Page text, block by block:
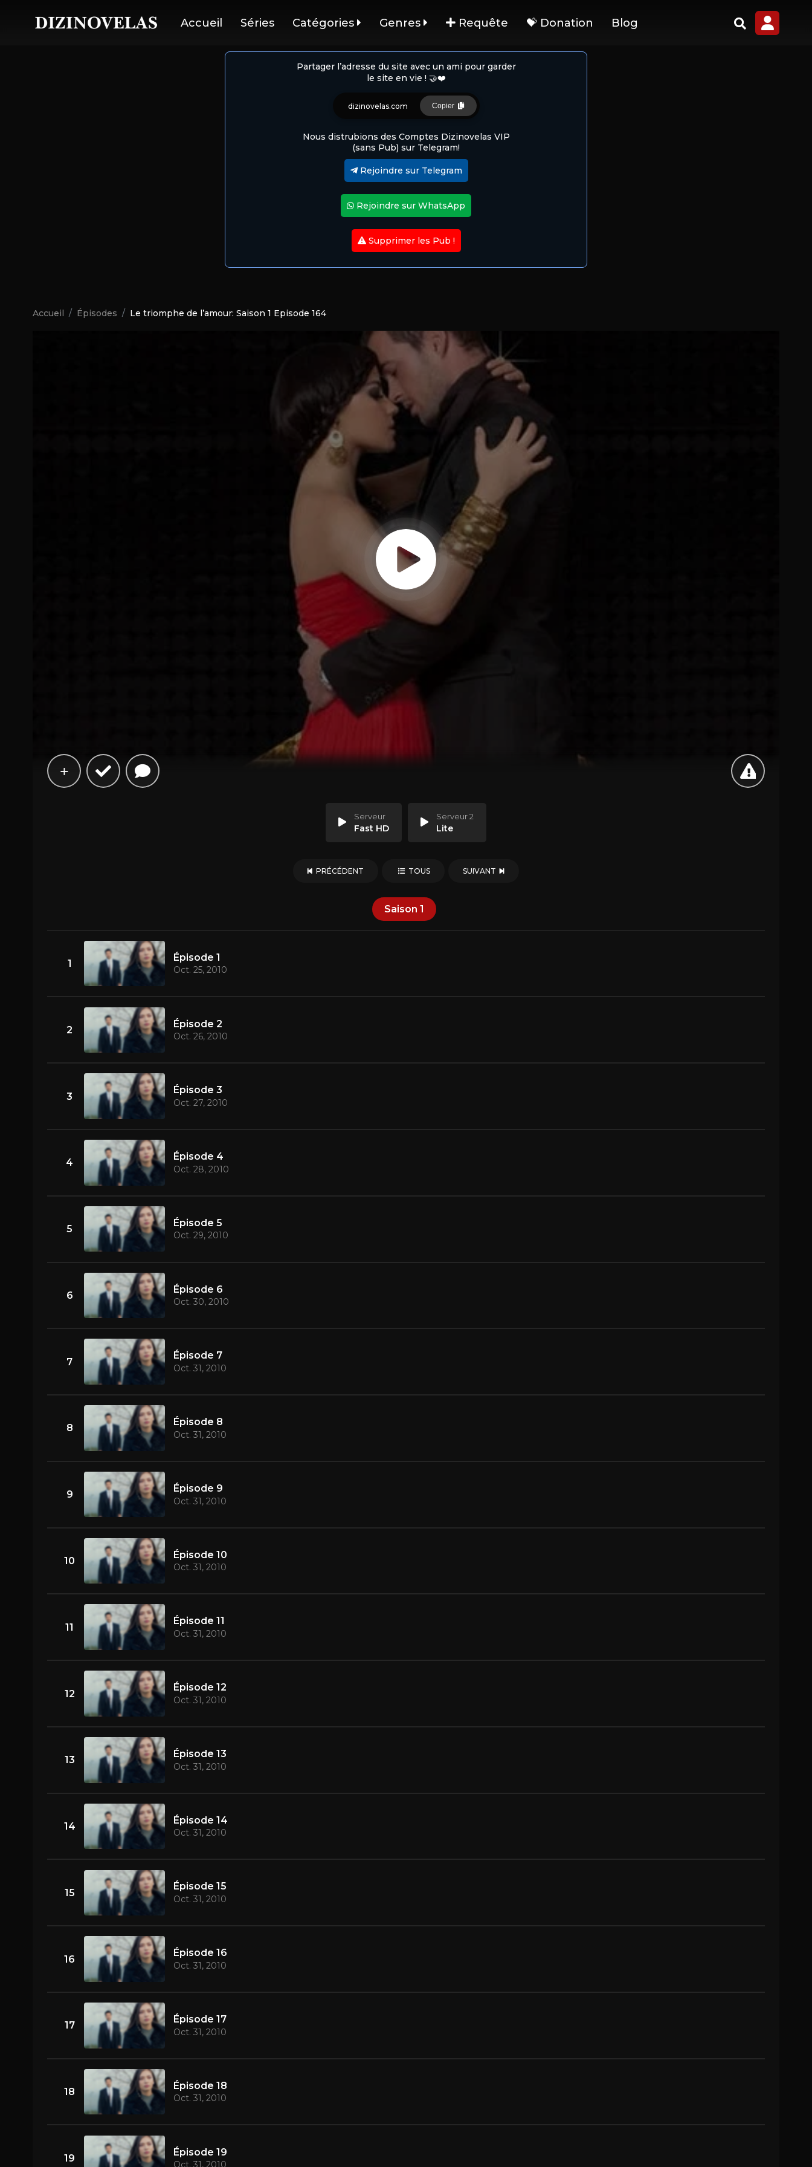
Accueil Séries Catégories Genres Requête 💝 Donation Blog
Partager l’adresse du site avec un ami pour garder
le site en vie ! 🤝❤️
dizinovelas.com Copier
Nous distrubions des Comptes Dizinovelas VIP
(sans Pub) sur Telegram!
Rejoindre sur Telegram
Rejoindre sur WhatsApp
Supprimer les Pub !
Accueil Épisodes Le triomphe de l’amour: Saison 1 Episode 164
Serveur
Fast HD
Serveur 2
Lite
PRÉCÉDENT TOUS SUIVANT
Saison 1
1
Épisode 1
Oct. 25, 2010
2
Épisode 2
Oct. 26, 2010
3
Épisode 3
Oct. 27, 2010
4
Épisode 4
Oct. 28, 2010
5
Épisode 5
Oct. 29, 2010
6
Épisode 6
Oct. 30, 2010
7
Épisode 7
Oct. 31, 2010
8
Épisode 8
Oct. 31, 2010
9
Épisode 9
Oct. 31, 2010
10
Épisode 10
Oct. 31, 2010
11
Épisode 11
Oct. 31, 2010
12
Épisode 12
Oct. 31, 2010
13
Épisode 13
Oct. 31, 2010
14
Épisode 14
Oct. 31, 2010
15
Épisode 15
Oct. 31, 2010
16
Épisode 16
Oct. 31, 2010
17
Épisode 17
Oct. 31, 2010
18
Épisode 18
Oct. 31, 2010
19
Épisode 19
Oct. 31, 2010